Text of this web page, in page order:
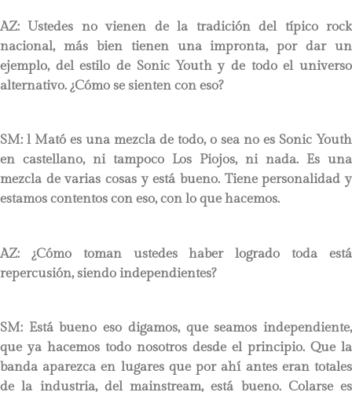
AZ: Ustedes no vienen de la tradición del típico rock
nacional, más bien tienen una impronta, por dar un
ejemplo, del estilo de Sonic Youth y de todo el universo
alternativo. ¿Cómo se sienten con eso?
SM: l Mató es una mezcla de todo, o sea no es Sonic Youth
en castellano, ni tampoco Los Piojos, ni nada. Es una
mezcla de varias cosas y está bueno. Tiene personalidad y
estamos contentos con eso, con lo que hacemos.
AZ: ¿Cómo toman ustedes haber logrado toda está
repercusión, siendo independientes?
SM: Está bueno eso digamos, que seamos independiente,
que ya hacemos todo nosotros desde el principio. Que la
banda aparezca en lugares que por ahí antes eran totales
de la industria, del mainstream, está bueno. Colarse es